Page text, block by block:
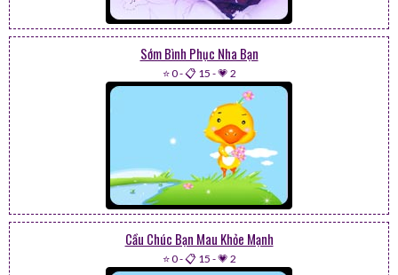
Sớm Bình Phục Nha Bạn
⭐ 0-📋 15 -💗 2
Cầu Chúc Bạn Mau Khỏe Mạnh
⭐ 0-📋 15 -💗 2